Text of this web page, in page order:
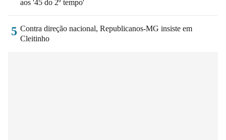
aos '45 do 2º tempo'
5 Contra direção nacional, Republicanos-MG insiste em
Cleitinho